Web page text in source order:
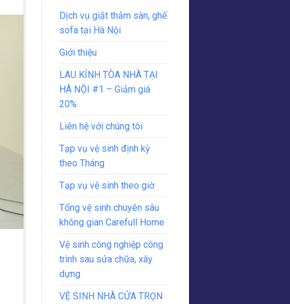
Dịch vụ giặt thảm sàn, ghế
sofa tại Hà Nội
Giới thiệu
LAU KÍNH TÒA NHÀ TẠI
HÀ NỘI #1 – Giảm giá
20%
Liên hệ với chúng tôi
Tạp vụ vệ sinh định kỳ
theo Tháng
Tạp vụ vệ sinh theo giờ
Tổng vệ sinh chuyên sâu
không gian Carefull Home
Vệ sinh công nghiệp công
trình sau sửa chữa, xây
dựng
VỆ SINH NHÀ CỬA TRỌN